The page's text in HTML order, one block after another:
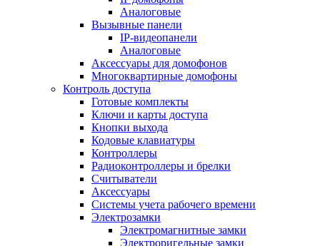
Аналоговые
Вызывные панели
IP-видеопанели
Аналоговые
Аксессуары для домофонов
Многоквартирные домофоны
Контроль доступа
Готовые комплекты
Ключи и карты доступа
Кнопки выхода
Кодовые клавиатуры
Контроллеры
Радиоконтроллеры и брелки
Считыватели
Аксессуары
Системы учета рабочего времени
Электрозамки
Электромагнитные замки
Электроригельные замки